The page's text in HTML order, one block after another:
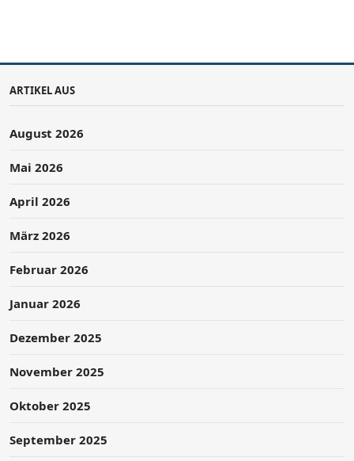
ARTIKEL AUS
August 2026
Mai 2026
April 2026
März 2026
Februar 2026
Januar 2026
Dezember 2025
November 2025
Oktober 2025
September 2025